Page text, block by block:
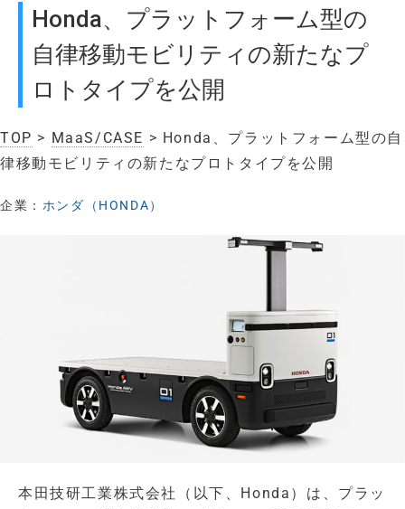
Honda、プラットフォーム型の
自律移動モビリティの新たなプ
ロトタイプを公開
TOP > MaaS/CASE > Honda、プラットフォーム型の自
律移動モビリティの新たなプロトタイプを公開
企業： ホンダ（HONDA）
本田技研工業株式会社（以下、Honda）は、プラッ